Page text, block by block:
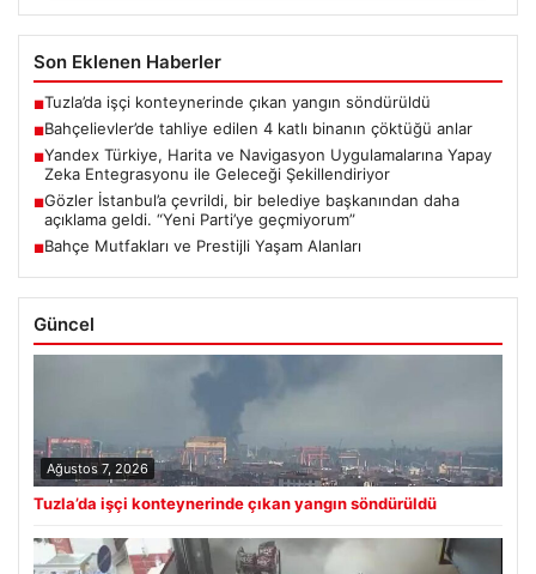
Son Eklenen Haberler
■Tuzla’da işçi konteynerinde çıkan yangın söndürüldü
■Bahçelievler’de tahliye edilen 4 katlı binanın çöktüğü anlar
■Yandex Türkiye, Harita ve Navigasyon Uygulamalarına Yapay
Zeka Entegrasyonu ile Geleceği Şekillendiriyor
■Gözler İstanbul’a çevrildi, bir belediye başkanından daha
açıklama geldi. “Yeni Parti’ye geçmiyorum”
■Bahçe Mutfakları ve Prestijli Yaşam Alanları
Güncel
Ağustos 7, 2026
Tuzla’da işçi konteynerinde çıkan yangın söndürüldü